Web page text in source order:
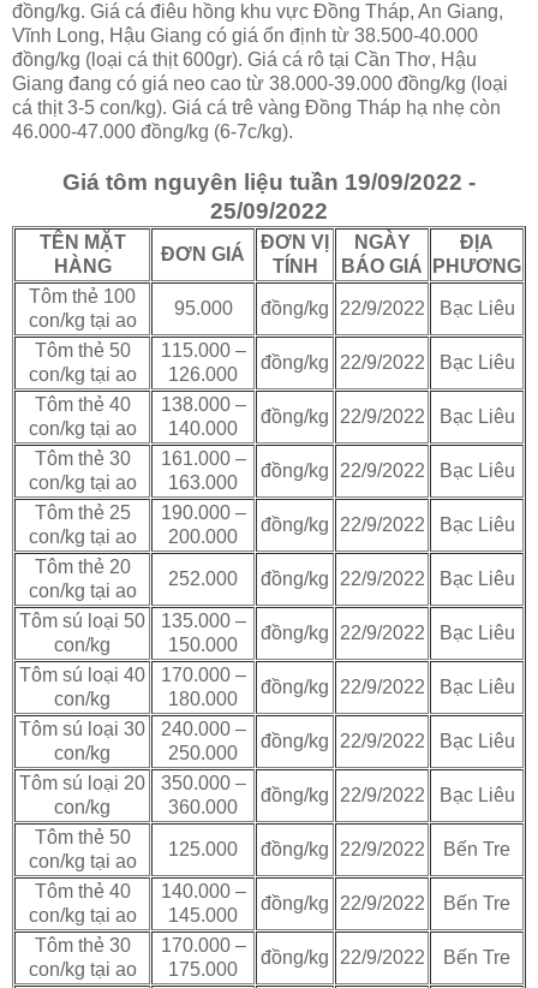
đồng/kg. Giá cá điêu hồng khu vực Đồng Tháp, An Giang,
Vĩnh Long, Hậu Giang có giá ổn định từ 38.500-40.000
đồng/kg (loại cá thịt 600gr). Giá cá rô tại Cần Thơ, Hậu
Giang đang có giá neo cao từ 38.000-39.000 đồng/kg (loại
cá thịt 3-5 con/kg). Giá cá trê vàng Đồng Tháp hạ nhẹ còn
46.000-47.000 đồng/kg (6-7c/kg).
Giá tôm nguyên liệu tuần 19/09/2022 -
25/09/2022
TÊN MẶT
HÀNG
ĐƠN GIÁ
ĐƠN VỊ
TÍNH
NGÀY
BÁO GIÁ
ĐỊA
PHƯƠNG
Tôm thẻ 100
con/kg tại ao
95.000 đồng/kg 22/9/2022 Bạc Liêu
Tôm thẻ 50
con/kg tại ao
115.000 –
126.000
đồng/kg 22/9/2022 Bạc Liêu
Tôm thẻ 40
con/kg tại ao
138.000 –
140.000
đồng/kg 22/9/2022 Bạc Liêu
Tôm thẻ 30
con/kg tại ao
161.000 –
163.000
đồng/kg 22/9/2022 Bạc Liêu
Tôm thẻ 25
con/kg tại ao
190.000 –
200.000
đồng/kg 22/9/2022 Bạc Liêu
Tôm thẻ 20
con/kg tại ao
252.000 đồng/kg 22/9/2022 Bạc Liêu
Tôm sú loại 50
con/kg
135.000 –
150.000
đồng/kg 22/9/2022 Bạc Liêu
Tôm sú loại 40
con/kg
170.000 –
180.000
đồng/kg 22/9/2022 Bạc Liêu
Tôm sú loại 30
con/kg
240.000 –
250.000
đồng/kg 22/9/2022 Bạc Liêu
Tôm sú loại 20
con/kg
350.000 –
360.000
đồng/kg 22/9/2022 Bạc Liêu
Tôm thẻ 50
con/kg tại ao
125.000 đồng/kg 22/9/2022 Bến Tre
Tôm thẻ 40
con/kg tại ao
140.000 –
145.000
đồng/kg 22/9/2022 Bến Tre
Tôm thẻ 30
con/kg tại ao
170.000 –
175.000
đồng/kg 22/9/2022 Bến Tre